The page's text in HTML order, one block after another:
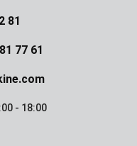
81
77 61
- 18:00